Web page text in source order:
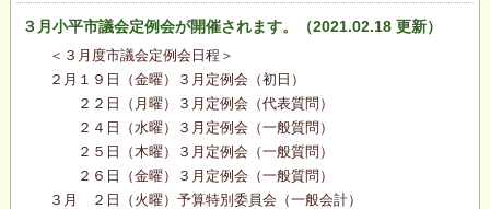
３月小平市議会定例会が開催されます。（2021.02.18 更新）
＜３月度市議会定例会日程＞
２月１９日（金曜）３月定例会（初日）
２２日（月曜）３月定例会（代表質問）
２４日（水曜）３月定例会（一般質問）
２５日（木曜）３月定例会（一般質問）
２６日（金曜）３月定例会（一般質問）
３月 ２日（火曜）予算特別委員会（一般会計）